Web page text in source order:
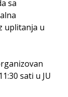
6. i 7.
Ujić
sa
uplitanja u
sati u JU